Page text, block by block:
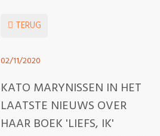
TERUG
02/11/2020
KATO MARYNISSEN IN HET
LAATSTE NIEUWS OVER
HAAR BOEK 'LIEFS, IK'